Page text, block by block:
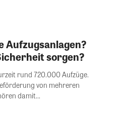
Aufzugsanlagen?
sorgen?
rund 720.000 Aufzüge.
von mehreren
damit...